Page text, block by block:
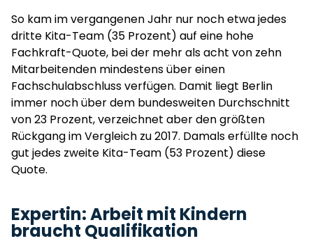
So kam im vergangenen Jahr nur noch etwa jedes
dritte Kita-Team (35 Prozent) auf eine hohe
Fachkraft-Quote, bei der mehr als acht von zehn
Mitarbeitenden mindestens über einen
Fachschulabschluss verfügen. Damit liegt Berlin
immer noch über dem bundesweiten Durchschnitt
von 23 Prozent, verzeichnet aber den größten
Rückgang im Vergleich zu 2017. Damals erfüllte noch
gut jedes zweite Kita-Team (53 Prozent) diese
Quote.
Expertin: Arbeit mit Kindern
braucht Qualifikation